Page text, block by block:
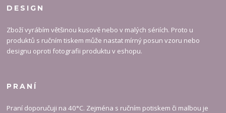
DESIGN
Zboží vyrábím většinou kusově nebo v malých sériích. Proto u
produktů s ručním tiskem může nastat mírný posun vzoru nebo
designu oproti fotografii produktu v eshopu.
PRANÍ
Praní doporučuji na 40°C. Zejména s ručním potiskem či malbou je